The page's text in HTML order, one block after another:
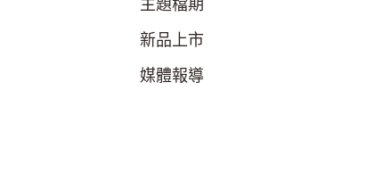
主題檔期
新品上市
媒體報導